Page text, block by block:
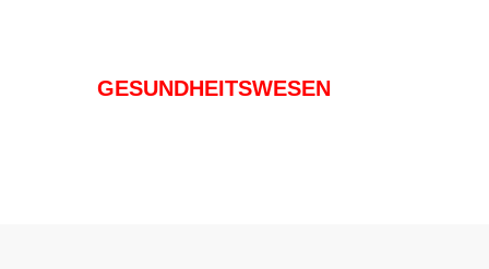
GESUNDHEITSWESEN